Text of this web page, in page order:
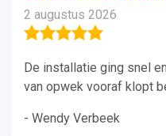
2 augustus 2026
De installatie ging snel
van opwek vooraf klopt
- Wendy Verbeek